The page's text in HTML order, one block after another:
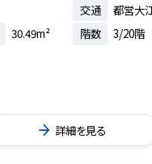
交通
都営大
30.49m² 階数 3/20階
詳細を見る